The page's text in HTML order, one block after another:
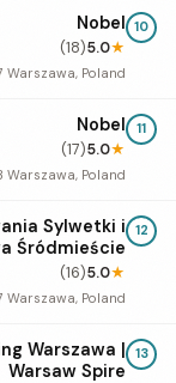
10
Nobel
★
5.0
(18)
Warszawa, Poland
11
Nobel
★
5.0
(17)
Warszawa, Poland
12
Sylwetki i
Śródmieście
★
5.0
(16)
Warszawa, Poland
13
Warszawa |
Warsaw Spire